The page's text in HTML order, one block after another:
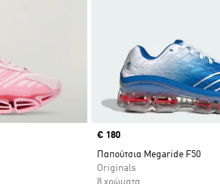
Price
€ 180
Παπούτσια Megaride F50
Originals
8 χρώματα